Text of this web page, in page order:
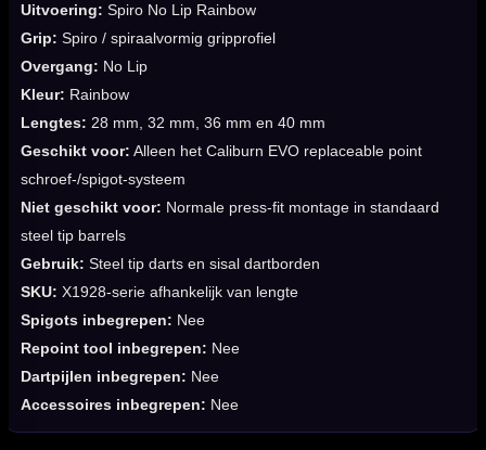
Uitvoering: Spiro No Lip Rainbow
Grip: Spiro / spiraalvormig gripprofiel
Overgang: No Lip
Kleur: Rainbow
Lengtes: 28 mm, 32 mm, 36 mm en 40 mm
Geschikt voor: Alleen het Caliburn EVO replaceable point
schroef-/spigot-systeem
Niet geschikt voor: Normale press-fit montage in standaard
steel tip barrels
Gebruik: Steel tip darts en sisal dartborden
SKU: X1928-serie afhankelijk van lengte
Spigots inbegrepen: Nee
Repoint tool inbegrepen: Nee
Dartpijlen inbegrepen: Nee
Accessoires inbegrepen: Nee